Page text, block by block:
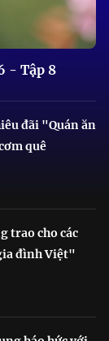
- Tập 8
đãi "Quán ăn
quê
trao cho các
đình Việt"